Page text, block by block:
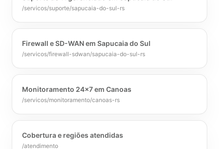
/servicos/suporte/sapucaia-do-sul-rs
Firewall e SD-WAN em Sapucaia do Sul
/servicos/firewall-sdwan/sapucaia-do-sul-rs
Monitoramento 24x7 em Canoas
/servicos/monitoramento/canoas-rs
Cobertura e regiões atendidas
/atendimento